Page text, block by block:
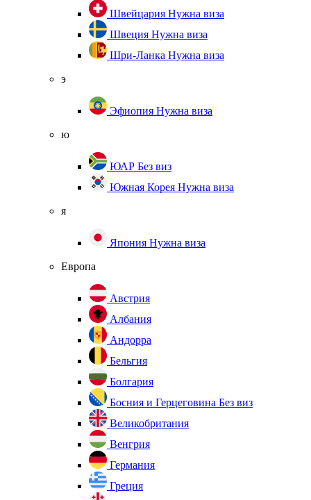
Швейцария Нужна виза
Швеция Нужна виза
Шри-Ланка Нужна виза
э
Эфиопия Нужна виза
ю
ЮАР Без виз
Южная Корея Нужна виза
я
Япония Нужна виза
Европа
Австрия
Албания
Андорра
Бельгия
Болгария
Босния и Герцеговина Без виз
Великобритания
Венгрия
Германия
Греция